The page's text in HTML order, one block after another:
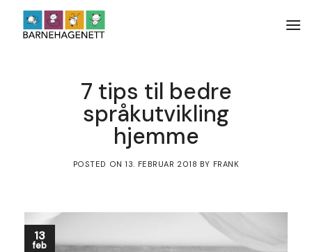
content
7 tips til bedre
språkutvikling
hjemme
POSTED ON13. FEBRUAR 2018 BY FRANK
13
feb